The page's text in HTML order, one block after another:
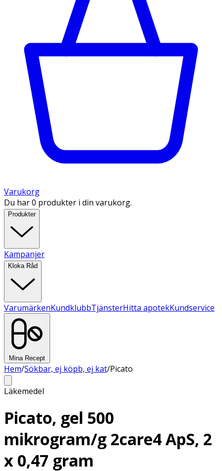
Varukorg
Du har 0 produkter i din varukorg.
Produkter
Kampanjer
Kloka Råd
VarumärkenKundklubbTjänsterHitta apotekKundservice
Mina Recept
Hem/Sökbar, ej köpb, ej kat/Picato
Läkemedel
Picato, gel 500
mikrogram/g 2care4 ApS, 2
x 0,47 gram